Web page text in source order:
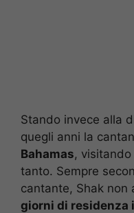
Stando invece alla
quegli anni la
Bahamas, visitando
tanto. Sempre
cantante, Shak non
giorni di residenza